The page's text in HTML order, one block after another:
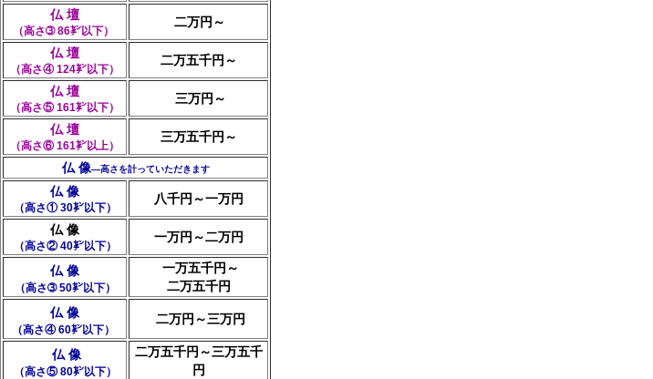
仏 壇
（高さ➂ 86㌢以下）
二万円～
仏 壇
（高さ④ 124㌢以下）
二万五千円～
仏 壇
（高さ⑤ 161㌢以下）
三万円～
仏 壇
（高さ⑥ 161㌢以上）
三万五千円～
仏 像―高さを計っていただきます
仏 像
（高さ① 30㌢以下）
八千円～一万円
仏 像
（高さ② 40㌢以下）
一万円～二万円
仏 像
（高さ➂ 50㌢以下）
一万五千円～
二万五千円
仏 像
（高さ④ 60㌢以下）
二万円～三万円
仏 像
（高さ⑤ 80㌢以下）
二万五千円～三万五千
円